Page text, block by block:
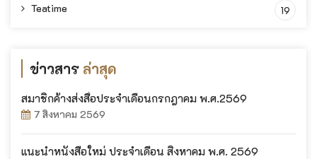
Teatime 19
ข่าวสาร ล่าสุด
สมาชิกค้างส่งสื่อประจำเดือนกรกฎาคม พ.ศ.2569
7 สิงหาคม 2569
แนะนำหนังสือใหม่ ประจำเดือน สิงหาคม พ.ศ. 2569